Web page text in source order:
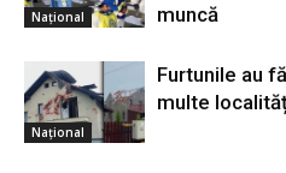
Național
muncă
Național
Furtunile au
multe